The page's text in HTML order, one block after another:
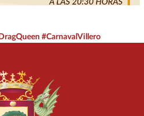
#CarnavalVillero